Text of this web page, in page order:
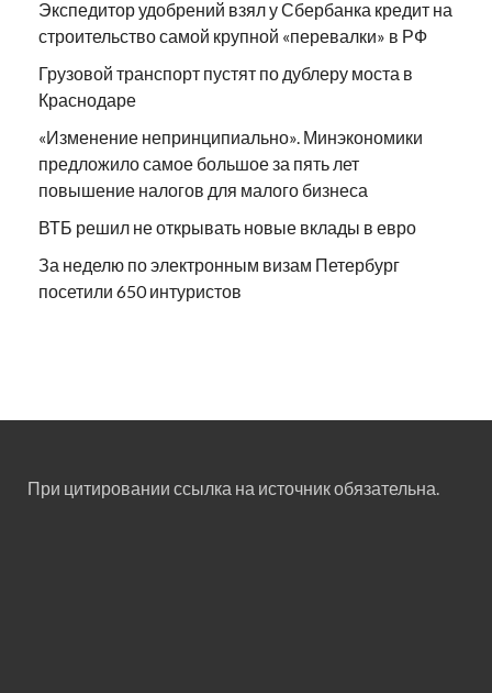
Экспедитор удобрений взял у Сбербанка кредит на
строительство самой крупной «перевалки» в РФ
Грузовой транспорт пустят по дублеру моста в
Краснодаре
«Изменение непринципиально». Минэкономики
предложило самое большое за пять лет
повышение налогов для малого бизнеса
ВТБ решил не открывать новые вклады в евро
За неделю по электронным визам Петербург
посетили 650 интуристов
При цитировании ссылка на источник обязательна.